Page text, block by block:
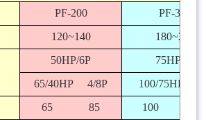
PF-200
PF-300
120~140 180~210
50HP/6P
75HP/6P
65/40HP
4/8P 100/75HP
65 85 100